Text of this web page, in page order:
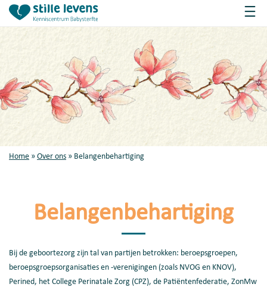
Home » Over ons » Belangenbehartiging
Belangenbehartiging
Bij de geboortezorg zijn tal van partijen betrokken: beroepsgroepen,
beroepsgroepsorganisaties en -verenigingen (zoals NVOG en KNOV),
Perined, het College Perinatale Zorg (CPZ), de Patiëntenfederatie, ZonMw